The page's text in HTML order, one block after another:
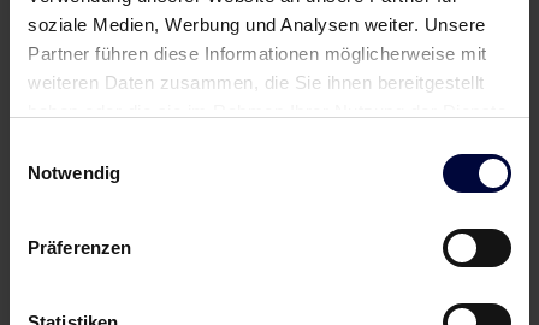
soziale Medien, Werbung und Analysen weiter. Unsere
Partner führen diese Informationen möglicherweise mit
weiteren Daten zusammen, die Sie ihnen bereitgestellt
Notwendig
Präferenzen